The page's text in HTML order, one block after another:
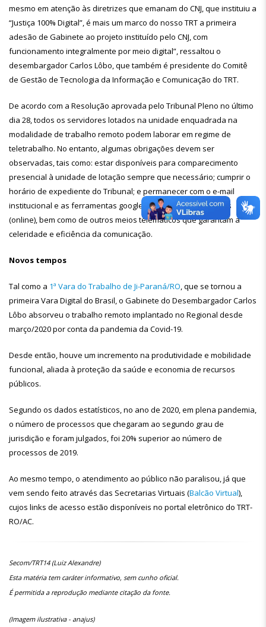
mesmo em atenção às diretrizes que emanam do CNJ, que instituiu a
“Justiça 100% Digital”, é mais um marco do nosso TRT a primeira
adesão de Gabinete ao projeto instituído pelo CNJ, com
funcionamento integralmente por meio digital”, ressaltou o
desembargador Carlos Lôbo, que também é presidente do Comitê
de Gestão de Tecnologia da Informação e Comunicação do TRT.
De acordo com a Resolução aprovada pelo Tribunal Pleno no último
dia 28, todos os servidores lotados na unidade enquadrada na
modalidade de trabalho remoto podem laborar em regime de
teletrabalho. No entanto, algumas obrigações devem ser
observadas, tais como: estar disponíveis para comparecimento
presencial à unidade de lotação sempre que necessário; cumprir o
horário de expediente do Tribunal; e permanecer com o e-mail
institucional e as ferramentas google chat ou hangouts ativos
(online), bem como de outros meios telemáticos que garantam a
celeridade e eficiência da comunicação.
Novos tempos
Tal como a 1ª Vara do Trabalho de Ji-Paraná/RO, que se tornou a
primeira Vara Digital do Brasil, o Gabinete do Desembargador Carlos
Lôbo absorveu o trabalho remoto implantado no Regional desde
março/2020 por conta da pandemia da Covid-19.
Desde então, houve um incremento na produtividade e mobilidade
funcional, aliada à proteção da saúde e economia de recursos
públicos.
Segundo os dados estatísticos, no ano de 2020, em plena pandemia,
o número de processos que chegaram ao segundo grau de
jurisdição e foram julgados, foi 20% superior ao número de
processos de 2019.
Ao mesmo tempo, o atendimento ao público não paralisou, já que
vem sendo feito através das Secretarias Virtuais (Balcão Virtual),
cujos links de acesso estão disponíveis no portal eletrônico do TRT-
RO/AC.
Secom/TRT14 (Luiz Alexandre)
Esta matéria tem caráter informativo, sem cunho oficial.
É permitida a reprodução mediante citação da fonte.
(Imagem ilustrativa - anajus)